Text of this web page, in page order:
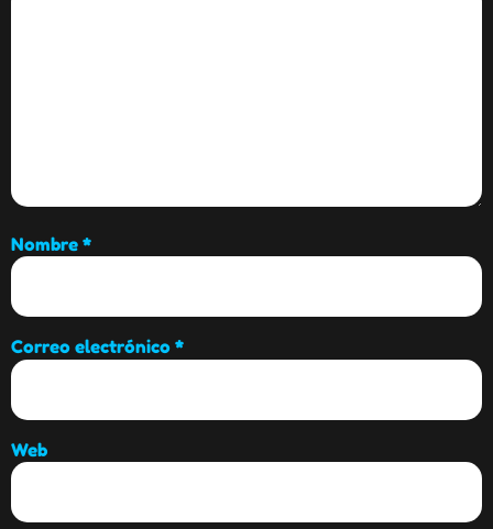
Nombre *
Correo electrónico *
Web